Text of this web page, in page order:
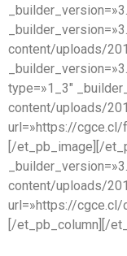
content/uploads/
type=»1_3″
content/uploads/
url=»https://cgce.cl/
[/et_pb_image][/
content/uploads/
url=»https://cgce.cl/
[/et_pb_column][/